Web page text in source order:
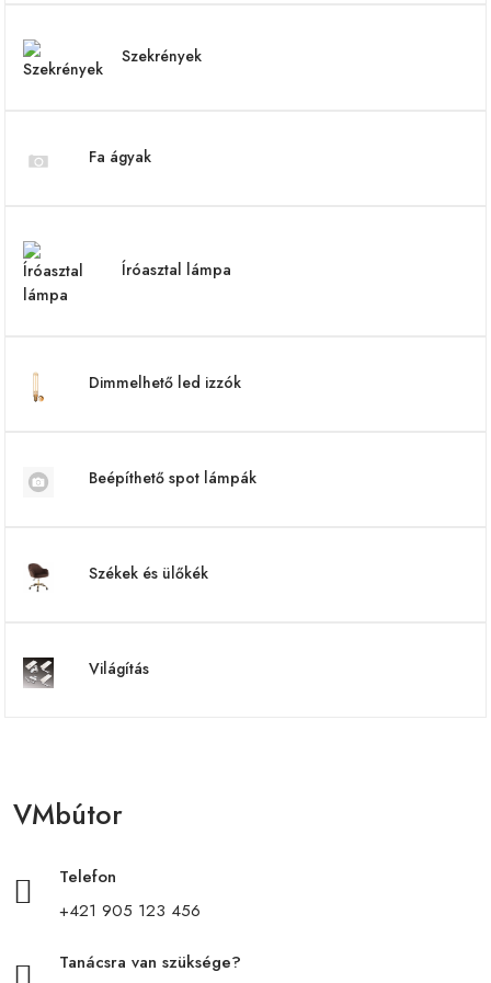
Szekrények
Fa ágyak
Íróasztal lámpa
Dimmelhető led izzók
Beépíthető spot lámpák
Székek és ülőkék
Világítás
VMbútor
Telefon
+421 905 123 456
Tanácsra van szüksége?